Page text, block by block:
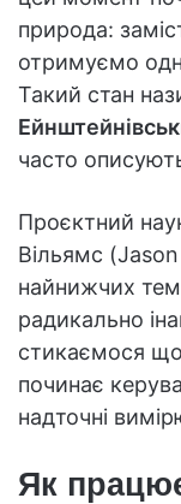
природа:
отримуємо
Такий стан
часто
Проєктний
Вільямс
найнижчих
радикально
стикаємося
починає
надточні
Як